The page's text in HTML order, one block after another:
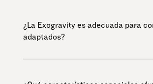
¿La Exogravity es adecuada para
adaptados?